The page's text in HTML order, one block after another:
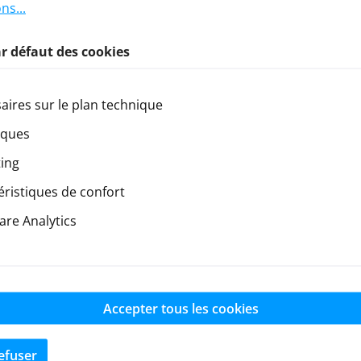
UE
Newsletter
défaut des cookies
sur le plan technique
de confort
Analytics
Accepter tous les cookies